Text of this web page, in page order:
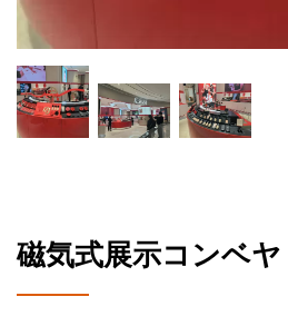
磁気式展示コンベヤ